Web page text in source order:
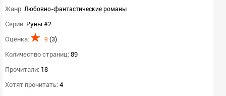
Жанр: Любовно-фантастические романы
Серии: Руны #2
Оценка:
9 (3)
Количество страниц: 89
Прочитали: 18
Хотят прочитать: 4